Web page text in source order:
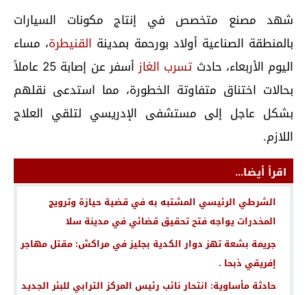
شهد مصنع متخصص في إنتاج مكونات السيارات
بالمنطقة الصناعية أولاد بورحمة بمدينة القنيطرة، مساء
اليوم الأربعاء، حادثتسرب الغاز
أسفر عن إصابة 25 عاملاً
بحالات اختناق متفاوتة الخطورة، مما استدعى نقلهم
بشكل عاجل إلى مستشفى الإدريسي لتلقي العلاج
اللازم.
اقرأ أيضا...
الشرطي الرئيسي المشتبه به في قضية حيازة وترويج
المخدرات يواجه فتح تحقيق قضائي في مدينة سلا
جريمة بشعة تهز دوار الكدية بجليز في مراكش: مقتل مهاجر
إفريقي ذبحا .
حادثة مأساوية: انتحار نائب رئيس المركز الترابي للبئر الجديد